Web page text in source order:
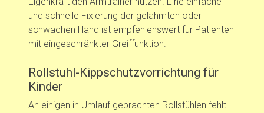
und schnelle Fixierung der gelähmten oder
schwachen Hand ist empfehlenswert für Patienten
mit eingeschränkter Greiffunktion.
Rollstuhl-Kippschutzvorrichtung für
Kinder
An einigen in Umlauf gebrachten Rollstühlen fehlt